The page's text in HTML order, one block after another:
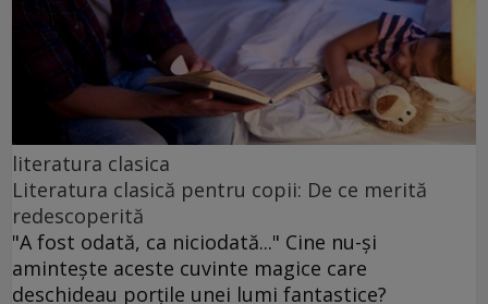
literatura clasica
Literatura clasică pentru copii: De ce merită
redescoperită
"A fost odată, ca niciodată..." Cine nu-și
amintește aceste cuvinte magice care
deschideau porțile unei lumi fantastice?